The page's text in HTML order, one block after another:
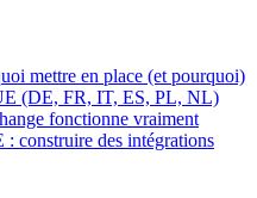
mettre en place (et pourquoi)
(DE, FR, IT, ES, PL, NL)
fonctionne vraiment
: construire des intégrations